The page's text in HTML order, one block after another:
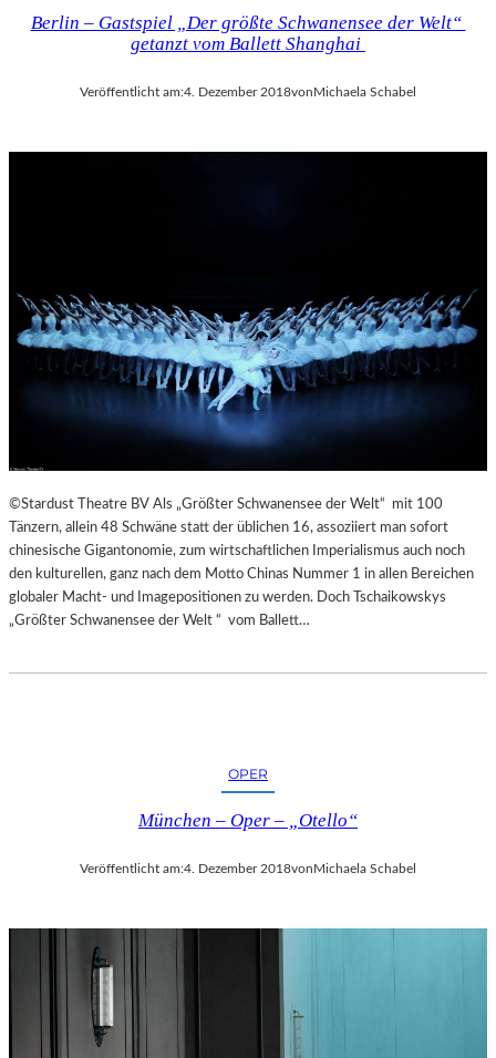
Berlin – Gastspiel „Der größte Schwanensee der Welt“
getanzt vom Ballett Shanghai
Veröffentlicht am:4. Dezember 2018vonMichaela Schabel
©Stardust Theatre BV Als „Größter Schwanensee der Welt“ mit 100
Tänzern, allein 48 Schwäne statt der üblichen 16, assoziiert man sofort
chinesische Gigantonomie, zum wirtschaftlichen Imperialismus auch noch
den kulturellen, ganz nach dem Motto Chinas Nummer 1 in allen Bereichen
globaler Macht- und Imagepositionen zu werden. Doch Tschaikowskys
„Größter Schwanensee der Welt “ vom Ballett…
OPER
München – Oper – „Otello“
Veröffentlicht am:4. Dezember 2018vonMichaela Schabel